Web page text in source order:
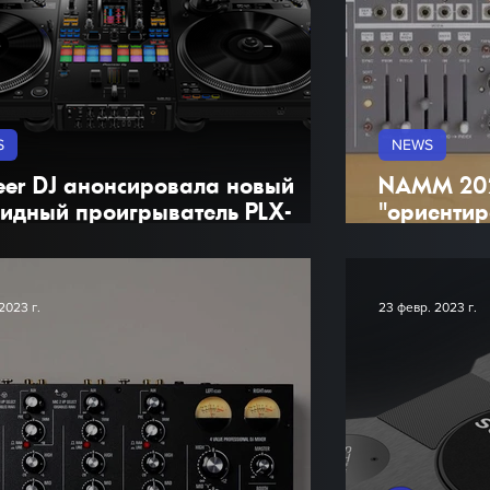
DJ анонсировала новый
проигрыватель PLX-
NAMM
NEWS
г. 23 февр. 2023 г.